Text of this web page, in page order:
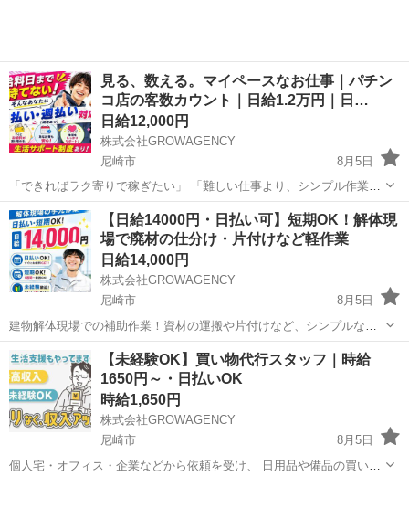
見る、数える。マイペースなお仕事｜パチン
コ店の客数カウント｜日給1.2万円｜日…
日給12,000円
株式会社GROWAGENCY
尼崎市
8月5日
「できればラク寄りで稼ぎたい」 「難しい仕事より、シンプル作業が
いい」 そんな方、かなり注目です。 パチンコ店の客数カウントスタッ
フ！ 【具体的には】 ・担当店舗を巡回 ・店内のお客様人数をカウン
ト ...
兵庫 尼崎市 パチンコ パチンコ店
【日給14000円・日払い可】短期OK！解体現
場で廃材の仕分け・片付けなど軽作業
日給14,000円
株式会社GROWAGENCY
尼崎市
8月5日
建物解体現場での補助作業！資材の運搬や片付けなど、シンプルな手
元作業が中心です。 日給1.4万円！ 日払いOK！ 体を動かしたい方に
おすすめ！ NG事項 Wワークの方 18歳未満の方 学...
その他 廃材
【未経験OK】買い物代行スタッフ｜時給
1650円～・日払いOK
時給1,650円
株式会社GROWAGENCY
尼崎市
8月5日
個人宅・オフィス・企業などから依頼を受け、 日用品や備品の買い物